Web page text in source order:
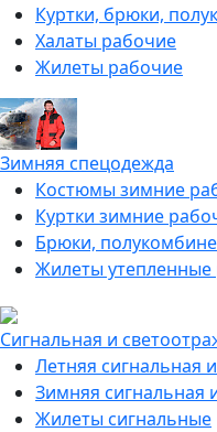
Куртки, брюки,
Халаты рабочие
Жилеты рабочие
Зимняя спецодежда
Костюмы зимние
Куртки зимние
Брюки,
Жилеты утепленные
Сигнальная и
Летняя сигнальная
Зимняя сигнальная
Жилеты сигнальные